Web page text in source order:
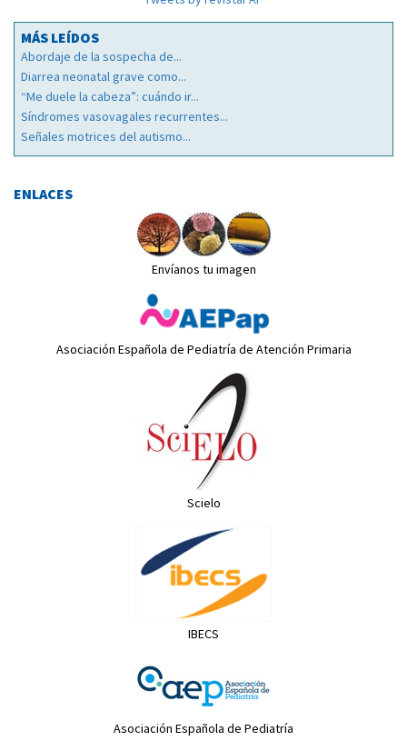
MÁS LEÍDOS
Abordaje de la sospecha de...
Diarrea neonatal grave como...
“Me duele la cabeza”: cuándo ir...
Síndromes vasovagales recurrentes...
Señales motrices del autismo...
ENLACES
Envíanos tu imagen
Asociación Española de Pediatría de Atención Primaria
Scielo
IBECS
Asociación Española de Pediatría